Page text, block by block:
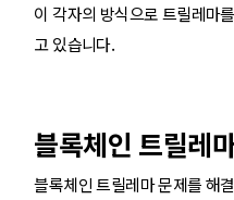
이 각자의 방식으로 트릴레마
고 있습니다.
블록체인 트릴레
블록체인 트릴레마 문제를 해